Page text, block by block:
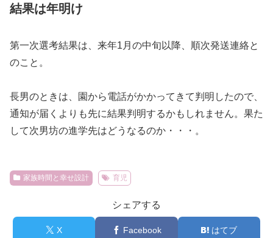
結果は年明け
第一次選考結果は、来年1月の中旬以降、順次発送連絡と
のこと。
長男のときは、園から電話がかかってきて判明したので、
通知が届くよりも先に結果判明するかもしれません。果た
して次男坊の進学先はどうなるのか・・・。
家族時間と幸せ設計 育児
シェアする
X Facebook はてブ